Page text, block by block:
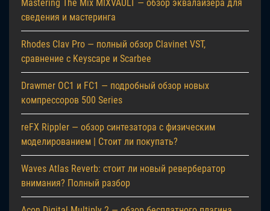
Mastering The Mix MIXVAULT — обзор эквалайзера для
сведения и мастеринга
Rhodes Clav Pro — полный обзор Clavinet VST,
сравнение с Keyscape и Scarbee
Drawmer OC1 и FC1 — подробный обзор новых
компрессоров 500 Series
reFX Rippler — обзор синтезатора с физическим
моделированием | Стоит ли покупать?
Waves Atlas Reverb: стоит ли новый ревербератор
внимания? Полный разбор